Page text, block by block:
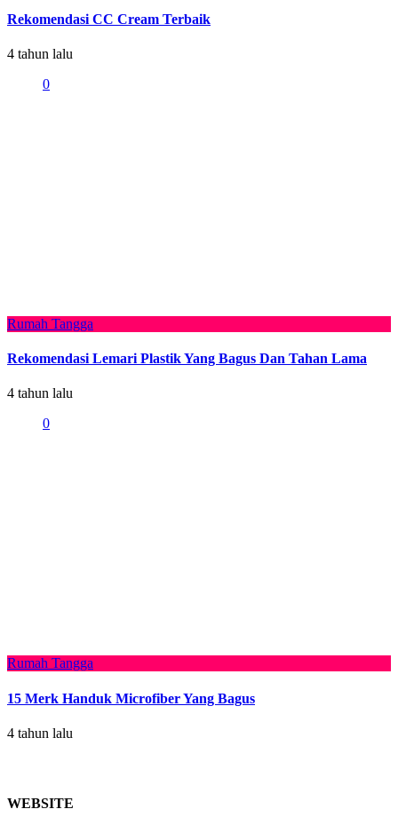
Rekomendasi CC Cream Terbaik
4 tahun lalu
0
Rumah Tangga
Rekomendasi Lemari Plastik Yang Bagus Dan Tahan Lama
4 tahun lalu
0
Rumah Tangga
15 Merk Handuk Microfiber Yang Bagus
4 tahun lalu
WEBSITE